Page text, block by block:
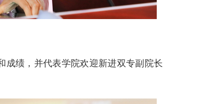
成绩，并代表学院欢迎新进双专副院长